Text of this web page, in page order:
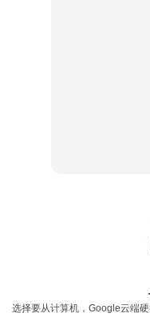
选择要从计算机，Google云端